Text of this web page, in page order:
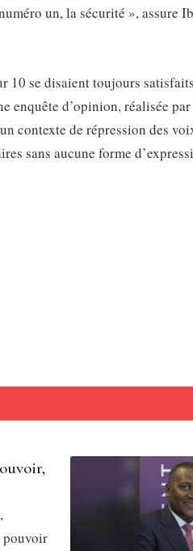
un, la sécurité », assure
10 se disaient toujours
enquête d’opinion, réalisée
contexte de répression des
sans aucune forme
pouvoir